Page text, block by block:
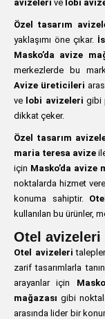
avizeleri ve lobi
Özel tasarım
yaklaşımı öne çıkar.
Masko’da avize
merkezlerde bu
Avize üreticileri
ve lobi avizeleri gibi
dikkat çeker.
Özel tasarım
maria teresa avize
için Masko’da avize
noktalarda hizmet
konuma sahiptir.
kullanılan bu ürünler,
Otel avizeleri
Otel avizeleri
zarif tasarımlarla
arayanlar için
mağazası gibi
arasında lider bir